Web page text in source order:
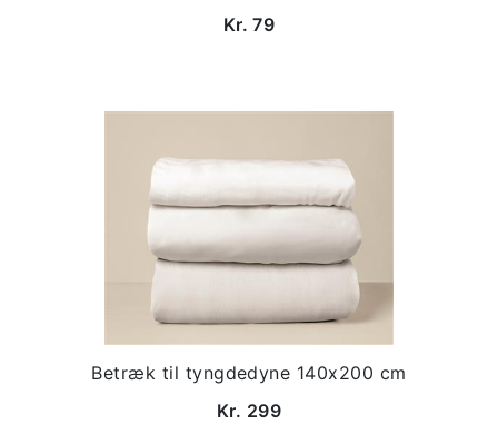
Kr. 79
Betræk til tyngdedyne 140x200 cm
Kr. 299